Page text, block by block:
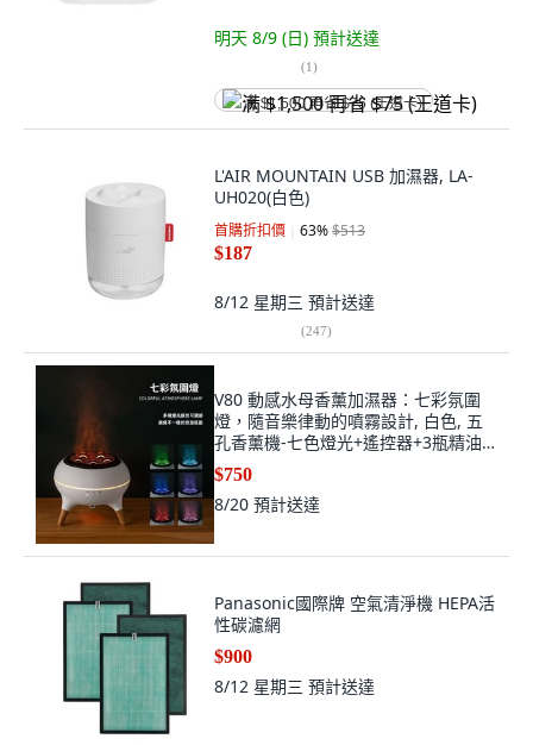
明天 8/9 (日) 預計送達
(1)
满 $1,500 再省 $75 (王道卡)
L'AIR MOUNTAIN USB 加濕器, LA-
UH020(白色)
首購折扣價 63%$513
$187
8/12 星期三 預計送達
(247)
V80 動感水母香薰加濕器：七彩氛圍
燈，隨音樂律動的噴霧設計, 白色, 五
孔香薰機-七色燈光+遙控器+3瓶精油,
白色
$750
8/20 預計送達
Panasonic國際牌 空氣清淨機 HEPA活
性碳濾網
$900
8/12 星期三 預計送達